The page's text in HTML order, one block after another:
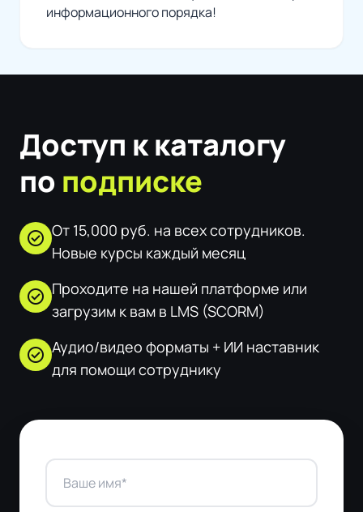
информационного порядка!
Доступ к каталогу
по подписке
check_circle От 15,000 руб. на всех сотрудников.
Новые курсы каждый месяц
check_circle Проходите на нашей платформе или
загрузим к вам в LMS (SCORM)
check_circle Аудио/видео форматы + ИИ наставник
для помощи сотруднику